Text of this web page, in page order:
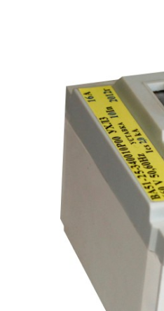
(Филиал
15.02.2022
Электро выиграла тендер на
поставку деревянных опор ЛЭП
складского оперативного